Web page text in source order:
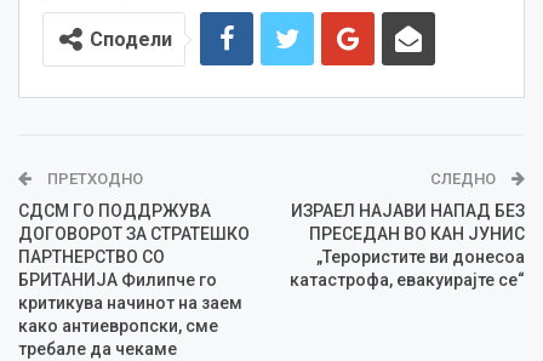
Сподели
ПРЕТХОДНО
СДСМ ГО ПОДДРЖУВА
ДОГОВОРОТ ЗА СТРАТЕШКО
ПАРТНЕРСТВО СО
БРИТАНИЈА Филипче го
критикува начинот на заем
како антиевропски, сме
требале да чекаме
СЛЕДНО
ИЗРАЕЛ НАЈАВИ НАПАД БЕЗ
ПРЕСЕДАН ВО КАН ЈУНИС
„Терористите ви донесоа
катастрофа, евакуирајте се“